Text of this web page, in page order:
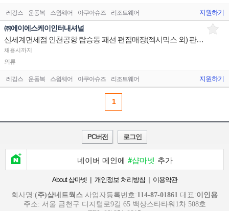
레깅스 운동복 스윔웨어 아쿠아슈즈 리조트웨어 지원하기
㈜에이에스케이인터내셔널
신세계면세점 인천공항 탑승동 패션 편집매장(젝시믹스 외) 판매직원 채용
채용시까지
의류
레깅스 운동복 스윔웨어 아쿠아슈즈 리조트웨어 지원하기
1
PC버전 로그인
네이버 메인에 #샵마넷 추가
About 샵마넷 | 개인정보 처리방침 | 이용약관
회사명:(주)샵네트웍스 사업자등록번호:114-87-01861 대표:이인용
주소: 서울 금천구 디지털로9길 65 백상스타타워1차 508호